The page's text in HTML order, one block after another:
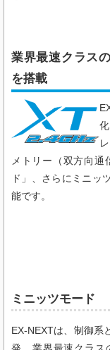
業界最速クラス
を搭載
メトリー（双方向通
ド」、さらにミニッ
能です。
ミニッツモード
EX-NEXTは、制御系
発。業界最速クラス